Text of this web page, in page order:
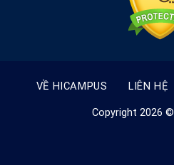
VỀ HICAMPUS LIÊN HỆ
Copyright 2026 ©